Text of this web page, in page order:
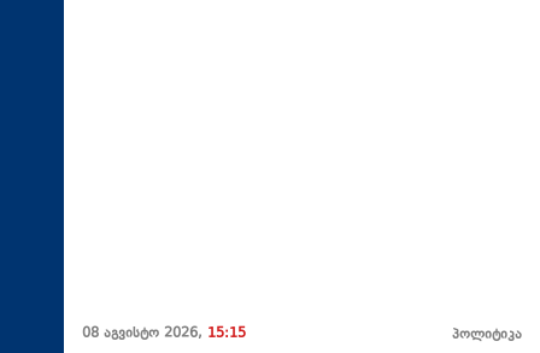
08 აგვისტო 2026, 15:15 პოლიტიკა